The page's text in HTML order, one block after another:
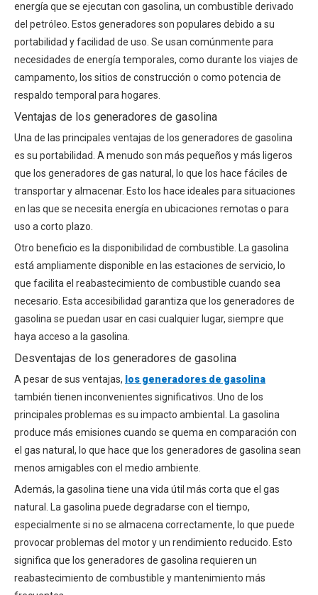
energía que se ejecutan con gasolina, un combustible derivado
del petróleo. Estos generadores son populares debido a su
portabilidad y facilidad de uso. Se usan comúnmente para
necesidades de energía temporales, como durante los viajes de
campamento, los sitios de construcción o como potencia de
respaldo temporal para hogares.
Ventajas de los generadores de gasolina
Una de las principales ventajas de los generadores de gasolina
es su portabilidad. A menudo son más pequeños y más ligeros
que los generadores de gas natural, lo que los hace fáciles de
transportar y almacenar. Esto los hace ideales para situaciones
en las que se necesita energía en ubicaciones remotas o para
uso a corto plazo.
Otro beneficio es la disponibilidad de combustible. La gasolina
está ampliamente disponible en las estaciones de servicio, lo
que facilita el reabastecimiento de combustible cuando sea
necesario. Esta accesibilidad garantiza que los generadores de
gasolina se puedan usar en casi cualquier lugar, siempre que
haya acceso a la gasolina.
Desventajas de los generadores de gasolina
A pesar de sus ventajas, los generadores de gasolina
también tienen inconvenientes significativos. Uno de los
principales problemas es su impacto ambiental. La gasolina
produce más emisiones cuando se quema en comparación con
el gas natural, lo que hace que los generadores de gasolina sean
menos amigables con el medio ambiente.
Además, la gasolina tiene una vida útil más corta que el gas
natural. La gasolina puede degradarse con el tiempo,
especialmente si no se almacena correctamente, lo que puede
provocar problemas del motor y un rendimiento reducido. Esto
significa que los generadores de gasolina requieren un
reabastecimiento de combustible y mantenimiento más